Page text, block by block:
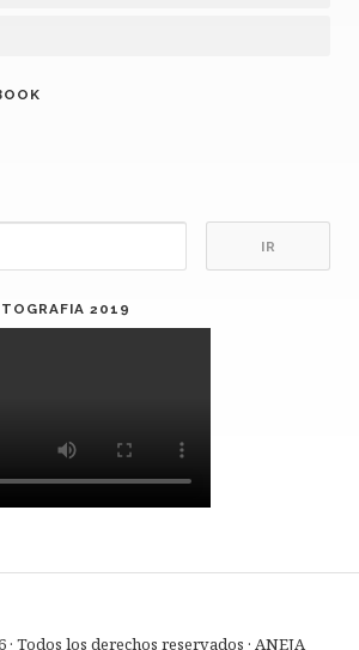
2019
Todos los derechos reservados · ANEJA